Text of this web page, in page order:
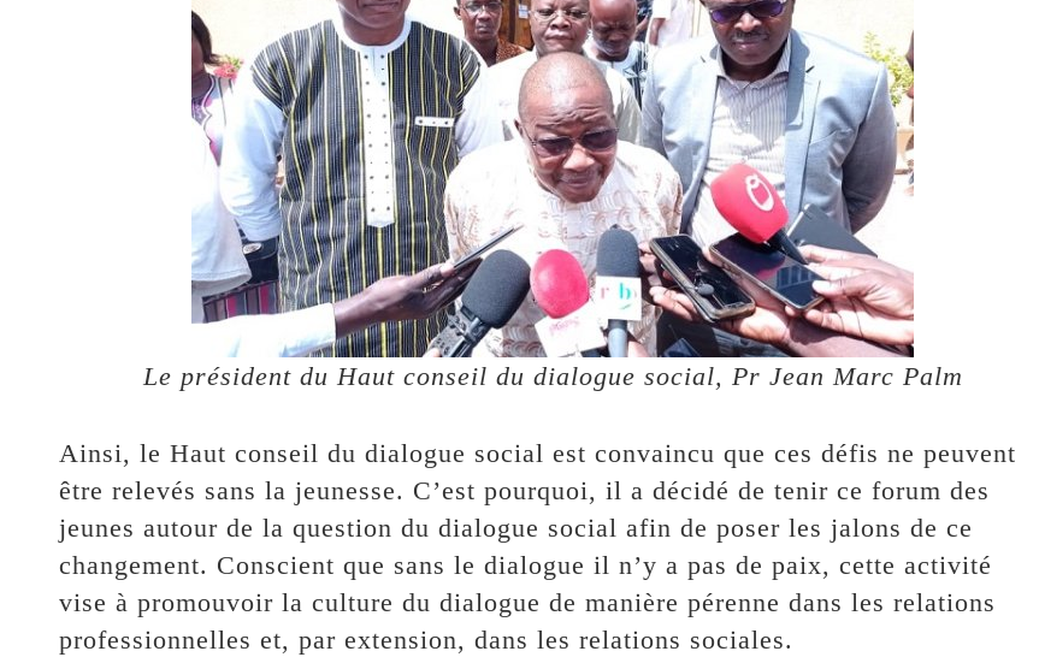
Le président du Haut conseil du dialogue social, Pr Jean Marc Palm
Ainsi, le Haut conseil du dialogue social est convaincu que ces défis ne peuvent
être relevés sans la jeunesse. C’est pourquoi, il a décidé de tenir ce forum des
jeunes autour de la question du dialogue social afin de poser les jalons de ce
changement. Conscient que sans le dialogue il n’y a pas de paix, cette activité
vise à promouvoir la culture du dialogue de manière pérenne dans les relations
professionnelles et, par extension, dans les relations sociales.